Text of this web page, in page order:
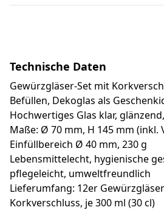
Technische Daten
Gewürzgläser-Set mit
Befüllen, Dekoglas als
Hochwertiges Glas klar,
Maße: Ø 70 mm, H 145 mm (inkl.
Einfüllbereich Ø 40 mm, 230 g
Lebensmittelecht, hygienische
pflegeleicht, umweltfreundlich
Lieferumfang: 12er
Korkverschluss, je 300 ml (30 cl)